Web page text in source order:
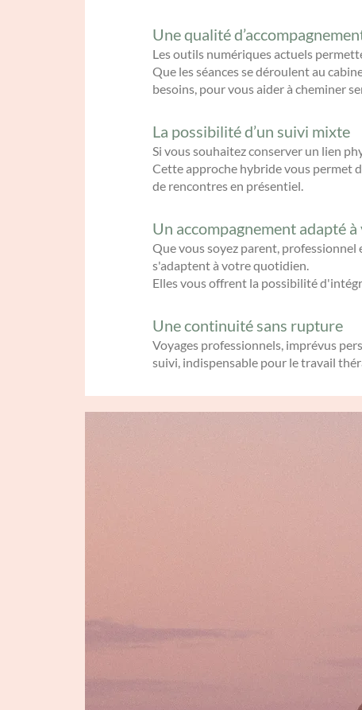
Une qualité
Les outils numériques actuels
Que les séances se déroulent au
besoins, pour vous aider à cheminer
La possibilité d’un suivi mixte
Si vous souhaitez conserver un lien
Cette approche hybride vous permet
de rencontres en présentiel.
Un accompagnement adapté
Que vous soyez parent, professionnel
s'adaptent à votre quotidien.
Elles vous offrent la possibilité
Une continuité sans rupture
Voyages professionnels, imprévus
suivi, indispensable pour le travail